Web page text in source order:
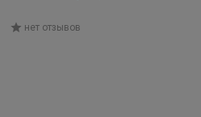
нет отзывов